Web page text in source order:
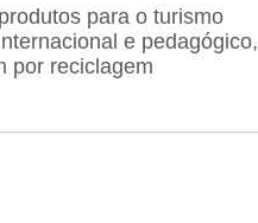
para o turismo
e pedagógico,
por reciclagem